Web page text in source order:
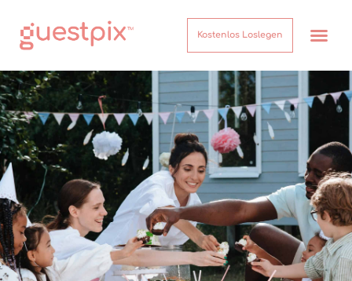
Kostenlos Loslegen